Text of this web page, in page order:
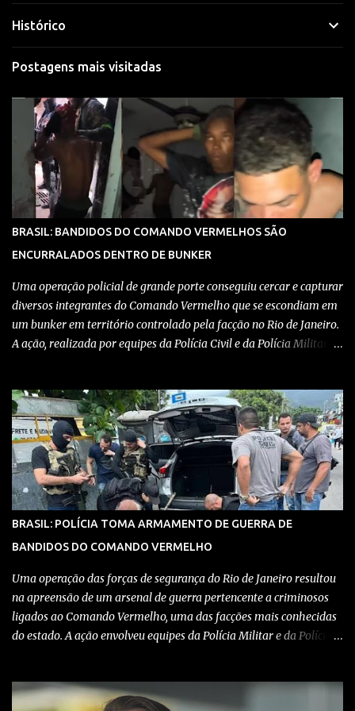
Histórico
Postagens mais visitadas
BRASIL: BANDIDOS DO COMANDO VERMELHOS SÃO
ENCURRALADOS DENTRO DE BUNKER
Uma operação policial de grande porte conseguiu cercar e capturar
diversos integrantes do Comando Vermelho que se escondiam em
um bunker em território controlado pela facção no Rio de Janeiro.
A ação, realizada por equipes da Polícia Civil e da Polícia Militar,
de coordenar atividades criminosas na região. Confira detalhes no
vídeo: Clique aqui para ter acesso ao livro O Brasil e a pandemia de
absurdos, escrito por juristas, economistas, jornalistas e
profissionais da saúde conservadores sobre os absurdos
praticados durante a pandemia de Covid-19, como tiranias,
campanhas anticientíficas, atos de corrupção,
inconstitucionalidades por notáveis autoridades, fraudes e muito
perseguidos por políticos e seus assessores nos grupos de
WhatsApp! Garanta acesso ao nosso conteúdo clicando aqui , para
entrar no grupo do Whats...
BRASIL: POLÍCIA TOMA ARMAMENTO DE GUERRA DE
BANDIDOS DO COMANDO VERMELHO
Uma operação das forças de segurança do Rio de Janeiro resultou
na apreensão de um arsenal de guerra pertencente a criminosos
ligados ao Comando Vermelho, uma das facções mais conhecidas
do estado. A ação envolveu equipes da Polícia Militar e da Polícia
confrontos com grupos rivais e com as próprias forças de